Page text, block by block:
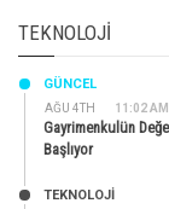
TEKNOLOJI
AĞU 4TH 11:02 AM
GÜNCEL
Gayrimenkulün
Başlıyor
TEKNOLOJİ